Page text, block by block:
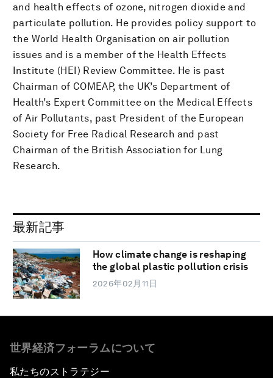
and health effects of ozone, nitrogen dioxide and
particulate pollution. He provides policy support to
the World Health Organisation on air pollution
issues and is a member of the Health Effects
Institute (HEI) Review Committee. He is past
Chairman of COMEAP, the UK’s Department of
Health’s Expert Committee on the Medical Effects
of Air Pollutants, past President of the European
Society for Free Radical Research and past
Chairman of the British Association for Lung
Research.
最新記事
How climate change is reshaping
the global plastic pollution crisis
2026年02月11日
世界経済フォーラムについて
私たちのストラテジー